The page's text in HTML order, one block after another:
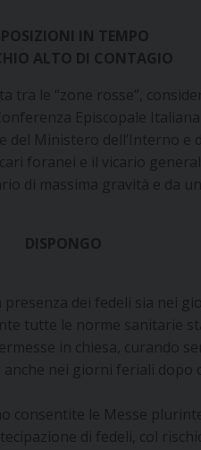
tra le “zone rosse”,
Episcopale Italiana
Ministero dell’Interno e
foranei e il vicario
di massima gravità e da
dei fedeli sia nei
tutte le norme sanitarie
in chiesa, curando
nei giorni feriali dopo
consentite le Messe
di fedeli, col